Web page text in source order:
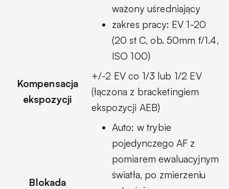
ważony uśredniający
zakres pracy: EV 1-20
(20 st C, ob. 50mm f/1.4,
ISO 100)
Kompensacja
ekspozycji
+/-2 EV co 1/3 lub 1/2 EV
(łączona z bracketingiem
ekspozycji AEB)
Blokada
Auto: w trybie
pojedynczego AF z
pomiarem ewaluacyjnym
światła, po zmierzeniu